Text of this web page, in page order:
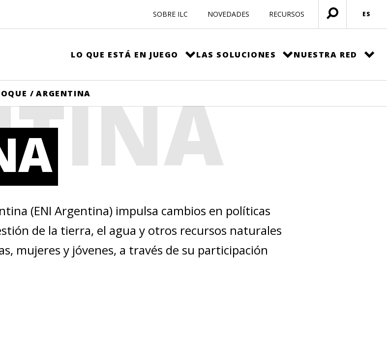
SOBRE ILC NOVEDADES RECURSOS
Menú
abierto
ES
LO QUE ESTÁ EN JUEGO LAS SOLUCIONES NUESTRA RED
/ ARGENTINA
(ENI Argentina) impulsa cambios en políticas
de la tierra, el agua y otros recursos naturales
mujeres y jóvenes, a través de su participación